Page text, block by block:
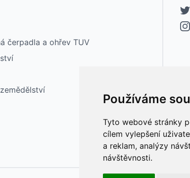
Používáme
Tyto webové stránky
cílem vylepšení
a reklam, analýzy
návštěvnosti.
čerpadla a ohřev TUV